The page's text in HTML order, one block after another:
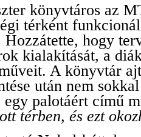
könyvtáros az
térként
Hozzátette, hogy
kialakítását, a
A könyvtár
után nem
palotáért című
térben, és ezt